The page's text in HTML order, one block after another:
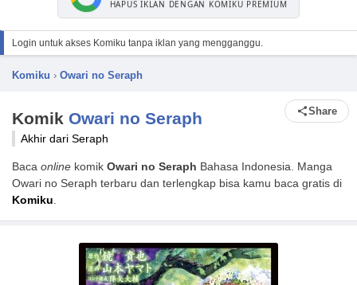
HAPUS IKLAN DENGAN KOMIKU PREMIUM
Login untuk akses Komiku tanpa iklan yang mengganggu.
Komiku › Owari no Seraph
Komik Owari no Seraph Share
Akhir dari Seraph
Baca online komik Owari no Seraph Bahasa Indonesia. Manga
Owari no Seraph terbaru dan terlengkap bisa kamu baca gratis di
Komiku